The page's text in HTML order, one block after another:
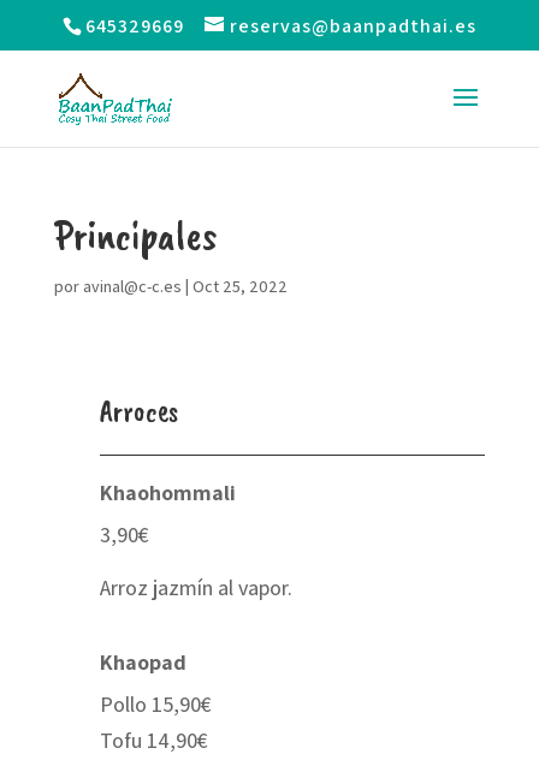
645329669 reservas@baanpadthai.es
Principales
por avinal@c-c.es | Oct 25, 2022
Arroces
Khaohommali
3,90€
Arroz jazmín al vapor.
Khaopad
Pollo 15,90€
Tofu 14,90€